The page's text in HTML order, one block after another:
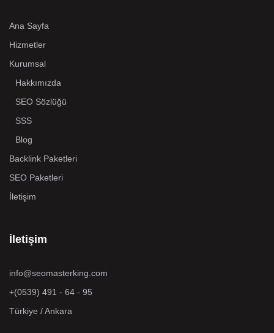
Ana Sayfa
Hizmetler
Kurumsal
Hakkımızda
SEO Sözlüğü
SSS
Blog
Backlink Paketleri
SEO Paketleri
İletişim
İletişim
info@seomasterking.com
+(0539) 491 - 64 - 95
Türkiye / Ankara